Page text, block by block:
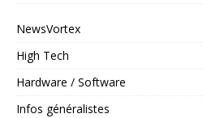
NewsVortex
High Tech
Hardware / Software
Infos généralistes